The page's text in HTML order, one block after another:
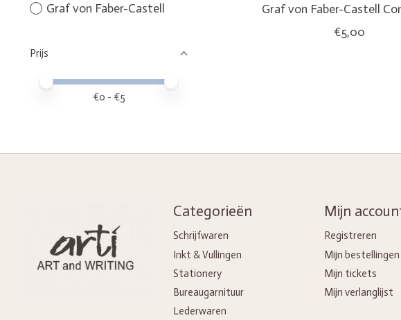
Graf von Faber-Castell
Prijs
Minimale prijswaarde
Price maximum value
€0 - €5
Graf von Faber-Castell
€5,00
Categorieën
Schrijfwaren
Inkt & Vullingen
Stationery
Bureaugarnituur
Lederwaren
Mijn
Registreren
Mijn bestellingen
Mijn tickets
Mijn verlanglijst